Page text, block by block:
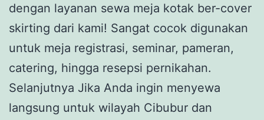
dengan layanan sewa meja kotak ber-cover
skirting dari kami! Sangat cocok digunakan
untuk meja registrasi, seminar, pameran,
catering, hingga resepsi pernikahan.
Selanjutnya Jika Anda ingin menyewa
langsung untuk wilayah Cibubur dan